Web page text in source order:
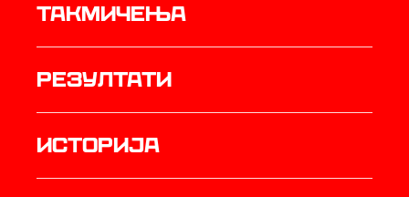
Такмичења
резултати
историја